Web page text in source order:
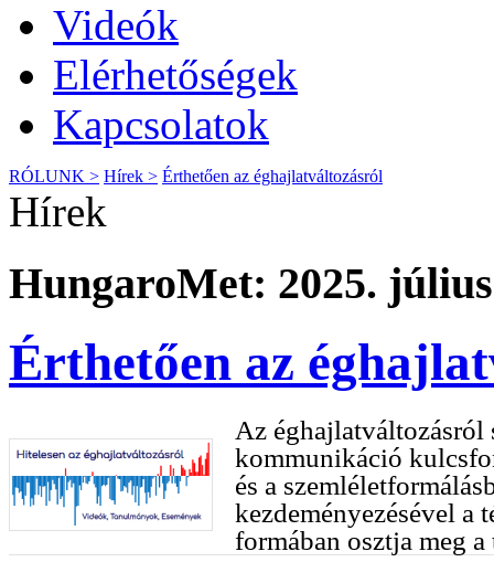
Videók
Elérhetőségek
Kapcsolatok
RÓLUNK > Hírek > Érthetően az éghajlatváltozásról
Hírek
HungaroMet: 2025.
Érthetően az
Az éghajlatváltozásról
kommunikáció
és a
kezdeményezésével a
formában osztja meg